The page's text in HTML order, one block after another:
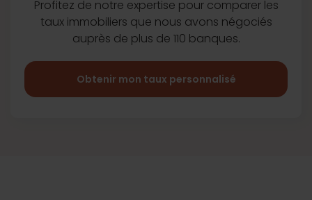
Profitez de notre expertise pour comparer les
taux immobiliers que nous avons négociés
auprès de plus de 110 banques.
Obtenir mon taux personnalisé